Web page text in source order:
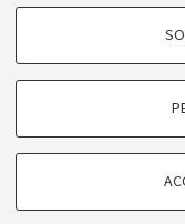
COOKIE DI
COOKIE TECNICI -
Si tratta di cookie tecnici
© Copyright 2026 -
Bologna - Via
Privacy